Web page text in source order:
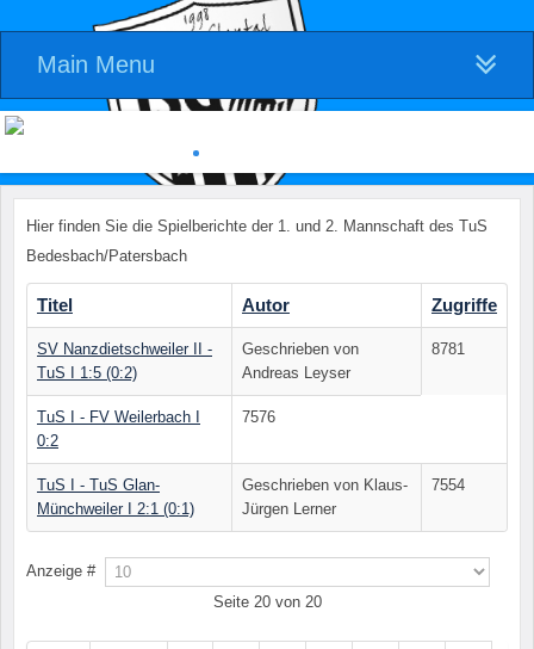
Main Menu
Hier finden Sie die Spielberichte der 1. und 2. Mannschaft des TuS
Bedesbach/Patersbach
Titel Autor Zugriffe
SV Nanzdietschweiler II -
TuS I 1:5 (0:2)
Geschrieben von
Andreas Leyser
8781
TuS I - FV Weilerbach I
0:2
7576
TuS I - TuS Glan-
Münchweiler I 2:1 (0:1)
Geschrieben von Klaus-
Jürgen Lerner
7554
Anzeige #
Seite 20 von 20